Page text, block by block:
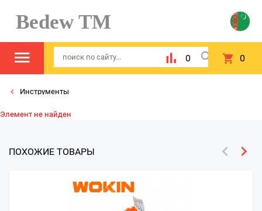
Bedew TM
0 0
Инструменты
Элемент не найден
ПОХОЖИЕ ТОВАРЫ